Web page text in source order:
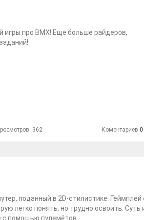
игры про BMX! Еще больше райдеров,
362 Коментариев 0
поданный в 2D-стилистике. Геймплей
легко понять, но трудно освоить. Суть
с помощью пулемётов.